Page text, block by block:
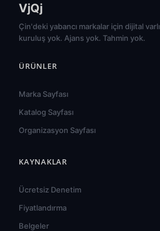
VjQj
Çin'deki yabancı markalar için dijital
kuruluş yok. Ajans yok. Tahmin yok.
ÜRÜNLER
Marka Sayfası
Katalog Sayfası
Organizasyon Sayfası
KAYNAKLAR
Ücretsiz Denetim
Fiyatlandırma
Belgeler